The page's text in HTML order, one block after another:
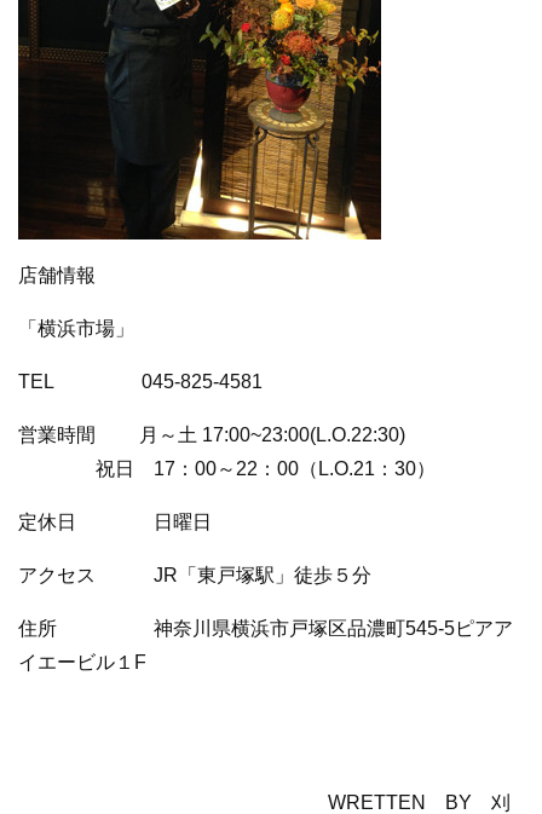
店舗情報
「横浜市場」
TEL 045-825-4581
営業時間 月～土 17:00~23:00(L.O.22:30)
祝日 17：00～22：00（L.O.21：30）
定休日 日曜日
アクセス JR「東戸塚駅」徒歩５分
住所 神奈川県横浜市戸塚区品濃町545-5ピアア
イエービル１F
WRETTEN BY 刈